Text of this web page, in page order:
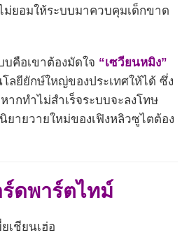
ม่ยอมให้ระบบมาควบคุมเด็กขาด
บคือเขาต้องมัดใจ “เซวียนหมิง”
ลยียักษ์ใหญ่ของประเทศให้ได้ ซึ่ง
ากทำไม่สำเร็จระบบจะลงโทษ
ยายวายใหม่ของเฟิงหลิวซูไตต้อง
ดพาร์ตไทม์
เชียนเฮ่อ